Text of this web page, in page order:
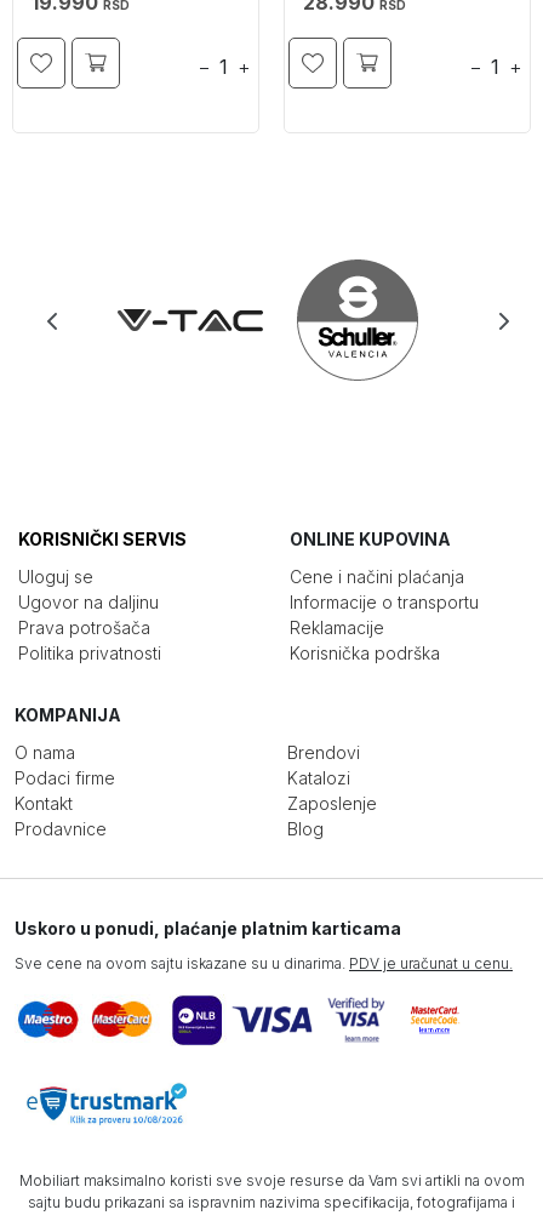
RSD
− +
RSD
− +
KORISNIČKI SERVIS
Uloguj se
Ugovor na daljinu
Prava potrošača
Politika privatnosti
ONLINE KUPOVINA
Cene i načini plaćanja
Informacije o transportu
Reklamacije
Korisnička podrška
KOMPANIJA
O nama
Podaci firme
Kontakt
Prodavnice
Brendovi
Katalozi
Zaposlenje
Blog
Uskoro u ponudi, plaćanje platnim karticama
Sve cene na ovom sajtu iskazane su u dinarima. PDV je uračunat u cenu.
Mobiliart maksimalno koristi sve svoje resurse da Vam svi artikli na ovom
sajtu budu prikazani sa ispravnim nazivima specifikacija, fotografijama i